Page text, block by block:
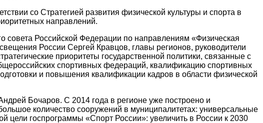
со Стратегией развития физической культуры и спорта в
направлений.
Российской Федерации по направлениям «Физическая
России Сергей Кравцов, главы регионов, руководители
приоритеты государственной политики, связанные с
спортивных федераций, квалификацию спортивных
и повышения квалификации кадров в области физической
Бочаров. С 2014 года в регионе уже построено и
количество сооружений в муниципалитетах: универсальные
госпрограммы «Спорт России»: увеличить в России к 2030